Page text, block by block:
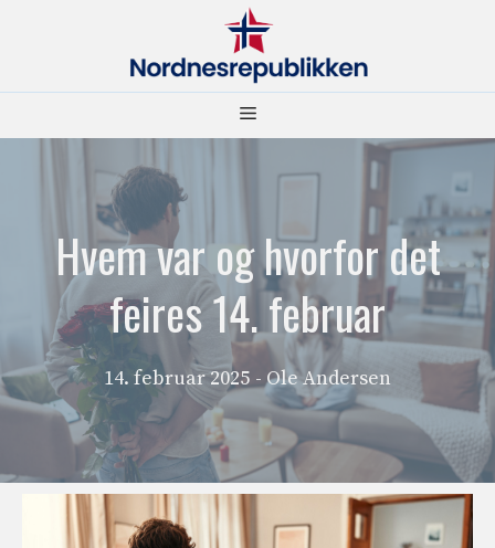
Meny
Hvem var og hvorfor det
feires 14. februar
14. februar 2025 - Ole Andersen